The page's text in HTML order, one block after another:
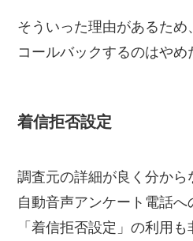
そういった理由があるため
コールバックするのはやめ
着信拒否設定
調査元の詳細が良く分から
自動音声アンケート電話へ
「着信拒否設定」の利用